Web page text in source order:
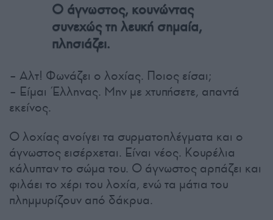
Ο άγνωστος, κουνώντας
συνεχώς τη λευκή σημαία,
πλησιάζει.
– Αλτ! Φωνάζει ο λοχίας. Ποιος είσαι;
– Είμαι Έλληνας. Μην με χτυπήσετε, απαντά
εκείνος.
Ο λοχίας ανοίγει τα συρματοπλέγματα και ο
άγνωστος εισέρχεται. Είναι νέος. Κουρέλια
κάλυπταν το σώμα του. Ο άγνωστος αρπάζει και
φιλάει το χέρι του λοχία, ενώ τα μάτια του
πλημμυρίζουν από δάκρυα.